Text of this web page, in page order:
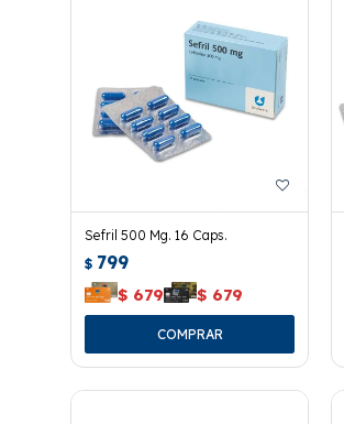
Sefril 500 Mg. 16 Caps.
$ 799
$ 679 $ 679